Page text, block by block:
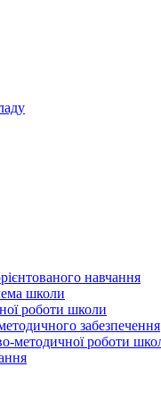
навчання
школи
роботи школи
забезпечення
методичної роботи